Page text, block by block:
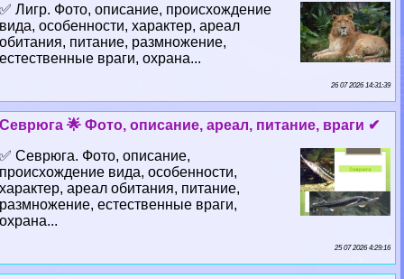
✅ Лигр. Фото, описание, происхождение
вида, особенности, хаpaктер, ареал
обитания, питание, размножение,
естественные враги, охрана...
26 07 2026 14:31:39
Севрюга 🌟 Фото, описание, ареал, питание, враги ✔
✅ Севрюга. Фото, описание,
происхождение вида, особенности,
хаpaктер, ареал обитания, питание,
размножение, естественные враги,
охрана...
25 07 2026 4:29:16